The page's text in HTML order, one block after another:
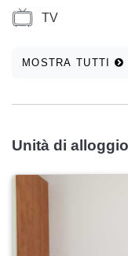
TV
MOSTRA TUTTI
Unità di alloggio